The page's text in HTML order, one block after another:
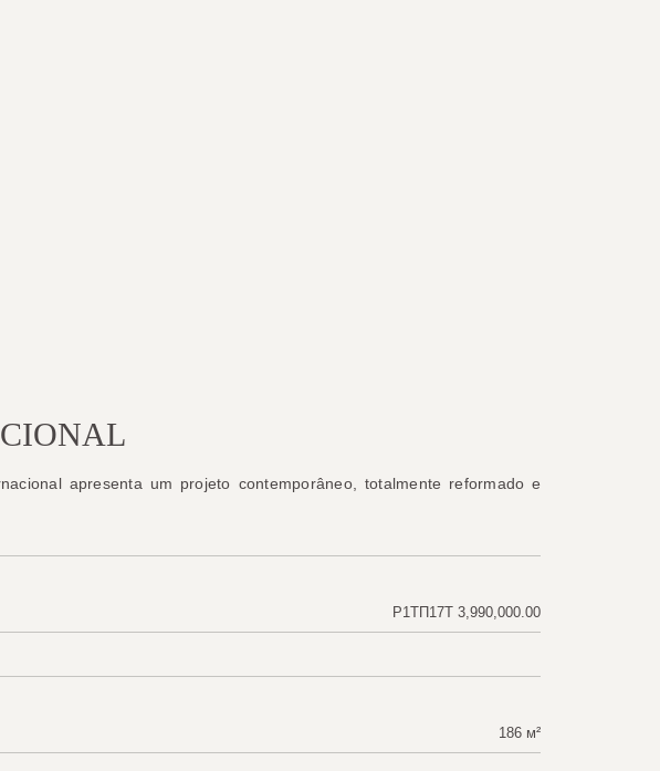
apresenta um projeto contemporâneo, totalmente reformado e
Р1ТП17Т 3,990,000.00
186 м²